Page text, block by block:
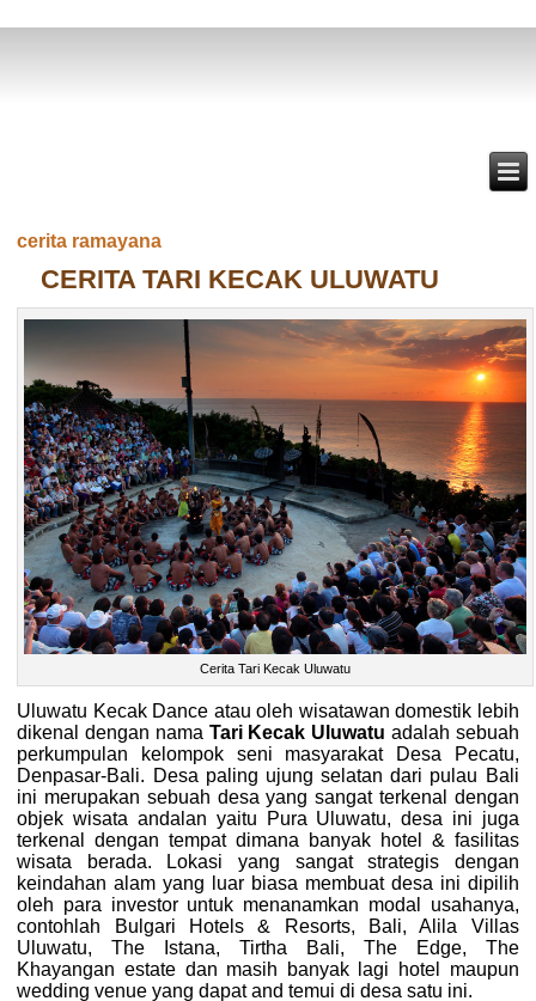
cerita ramayana
CERITA TARI KECAK ULUWATU
Cerita Tari Kecak Uluwatu
Uluwatu Kecak Dance atau oleh wisatawan domestik lebih
dikenal dengan nama Tari Kecak Uluwatu adalah sebuah
perkumpulan kelompok seni masyarakat Desa Pecatu,
Denpasar-Bali. Desa paling ujung selatan dari pulau Bali
ini merupakan sebuah desa yang sangat terkenal dengan
objek wisata andalan yaitu Pura Uluwatu, desa ini juga
terkenal dengan tempat dimana banyak hotel & fasilitas
wisata berada. Lokasi yang sangat strategis dengan
keindahan alam yang luar biasa membuat desa ini dipilih
oleh para investor untuk menanamkan modal usahanya,
contohlah Bulgari Hotels & Resorts, Bali, Alila Villas
Uluwatu, The Istana, Tirtha Bali, The Edge, The
Khayangan estate dan masih banyak lagi hotel maupun
wedding venue yang dapat and temui di desa satu ini.